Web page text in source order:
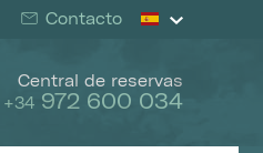
Contacto
Central de reservas
+34 972 600 034